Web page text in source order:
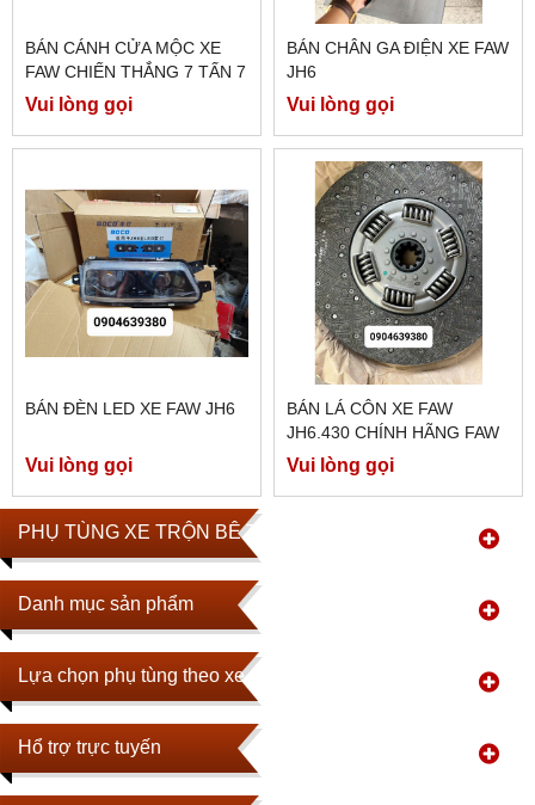
PHỤ TÙNG XE TRỘN BÊ TÔNG
Danh mục sản phẩm
Lựa chọn phụ tùng theo xe
Hổ trợ trực tuyến
BÁN CÁNH CỬA MỘC XE
FAW CHIẾN THẮNG 7 TẤN 7
Vui lòng gọi
BÁN CHÂN GA ĐIỆN XE FAW
JH6
Vui lòng gọi
BÁN ĐÈN LED XE FAW JH6
Vui lòng gọi
BÁN LÁ CÔN XE FAW
JH6.430 CHÍNH HÃNG FAW
Vui lòng gọi